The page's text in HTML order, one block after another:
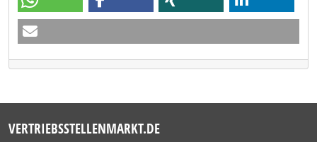
VERTRIEBSSTELLENMARKT.DE